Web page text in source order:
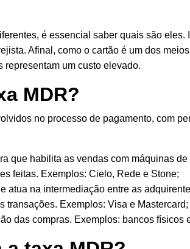
é essencial saber quais são eles.
Afinal, como o cartão é um dos
representam um custo elevado.
MDR?
no processo de pagamento, com
que habilita as vendas com máquinas de
feitas. Exemplos: Cielo, Rede e Stone;
atua na intermediação entre as
transações. Exemplos: Visa e Mastercard;
das compras. Exemplos: bancos físicos